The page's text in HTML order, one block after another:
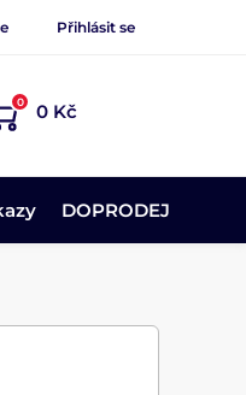
Přihlásit se
0 0 Kč
DOPRODEJ